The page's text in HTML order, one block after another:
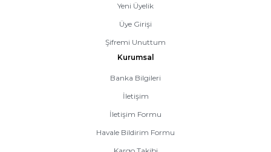
Yeni Üyelik
Üye Girişi
Şifremi Unuttum
Kurumsal
Banka Bilgileri
İletişim
İletişim Formu
Havale Bildirim Formu